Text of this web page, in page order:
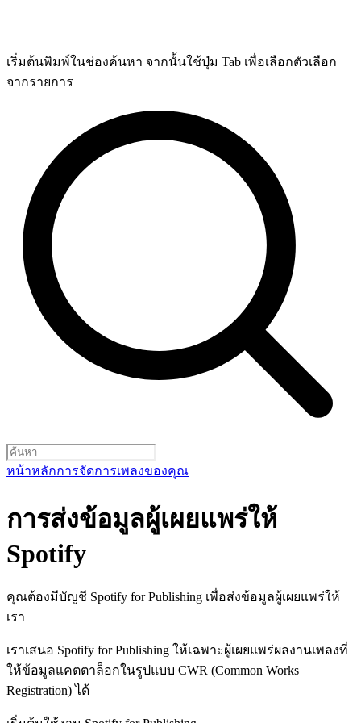
เริ่มต้นพิมพ์ในช่องค้นหา จากนั้นใช้ปุ่ม Tab เพื่อเลือกตัวเลือก
จากรายการ
หน้าหลักการจัดการเพลงของคุณ
การส่งข้อมูลผู้เผยแพร่ให้
Spotify
คุณต้องมีบัญชี Spotify for Publishing เพื่อส่งข้อมูลผู้เผยแพร่ให้
เรา
เราเสนอ Spotify for Publishing ให้เฉพาะผู้เผยแพร่ผลงานเพลงที่
ให้ข้อมูลแคตตาล็อกในรูปแบบ CWR (Common Works
Registration) ได้